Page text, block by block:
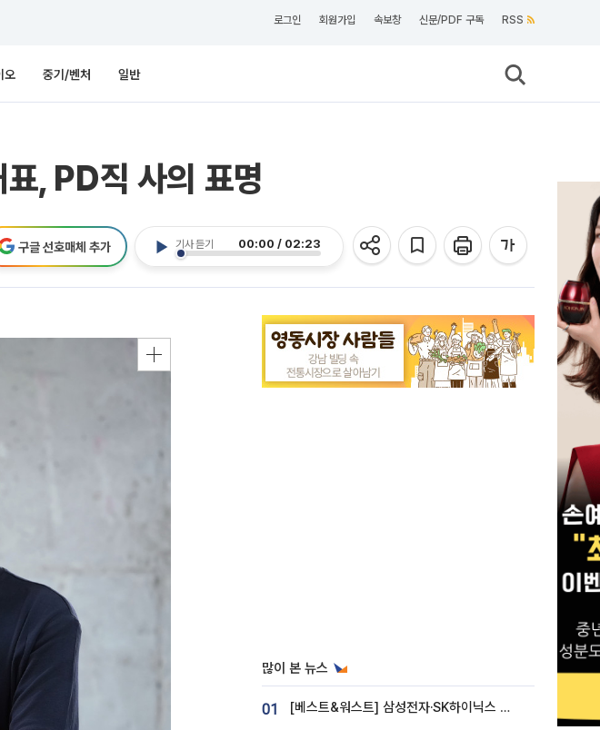
로그인 회원가입 속보창 신문/PDF 구독 RSS
오 중기/벤처 일반
, PD직 사의 표명
기사 듣기 00:00 / 02:23
구글 선호매체 추가
많이 본 뉴스
01 [베스트&워스트] 삼성전자·SK하이닉스 밀린 한 주…상상인증권은 85% 급등